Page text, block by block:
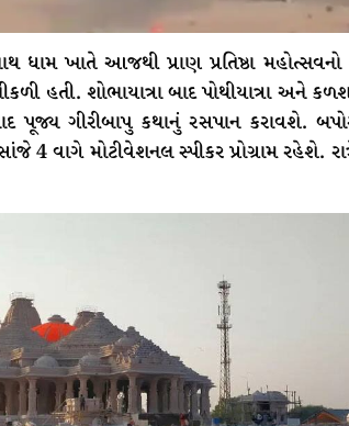
ધામ ખાતે આજથી પ્રાણ પ્રતિષ્ઠા
હતી. શોભાયાત્રા બાદ પોથીયાત્રા
પૂજ્ય ગીરીબાપુ કથાનું રસપાન કરાવશે.
4 વાગે મોટીવેશનલ સ્પીકર પ્રોગ્રામ રહેશે.